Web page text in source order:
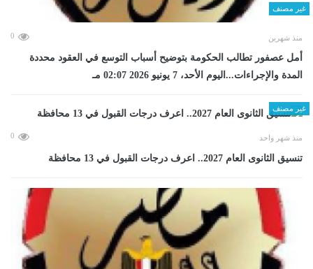
غير مصنف
منذ شهرين 0
أمل عصفور تطالب الحكومة بتوضيح أسباب التوسع في العقود محددة
المدة والإجراءات...اليوم الأحد، 7 يونيو 2026 02:07 مـ
غير مصنف
منذ شهر واحد 0
تنسيق الثانوى العام 2027.. اعرف درجات القبول في 13 محافظة